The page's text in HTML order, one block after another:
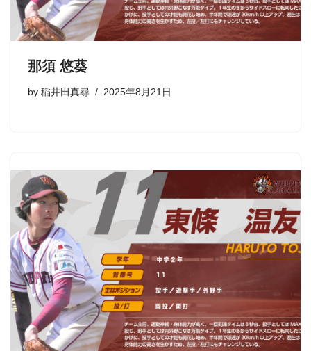
那須 悠葵
by 稲井田真尋 2025年8月21日